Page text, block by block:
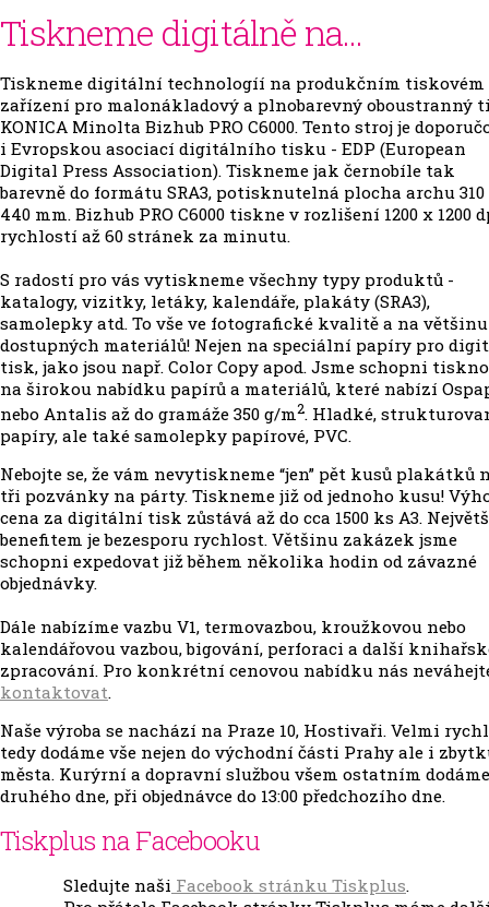
Tiskneme digitálně na...
Tiskneme digitální technologíí na produkčním tiskovém
zařízení pro malonákladový a plnobarevný oboustranný
KONICA Minolta Bizhub PRO C6000. Tento stroj je
i Evropskou asociací digitálního tisku - EDP (European
Digital Press Association). Tiskneme jak černobíle tak
barevně do formátu SRA3, potisknutelná plocha archu
440 mm. Bizhub PRO C6000 tiskne v rozlišení 1200 x 1200
rychlostí až 60 stránek za minutu.
S radostí pro vás vytiskneme všechny typy produktů -
katalogy, vizitky, letáky, kalendáře, plakáty (SRA3),
samolepky atd. To vše ve fotografické kvalitě a na většinu
dostupných materiálů! Nejen na speciální papíry pro
tisk, jako jsou např. Color Copy apod. Jsme schopni
na širokou nabídku papírů a materiálů, které nabízí
nebo Antalis až do gramáže 350 g/m2. Hladké,
papíry, ale také samolepky papírové, PVC.
Nebojte se, že vám nevytiskneme “jen” pět kusů plakátků
tři pozvánky na párty. Tiskneme již od jednoho kusu!
cena za digitální tisk zůstává až do cca 1500 ks A3.
benefitem je bezesporu rychlost. Většinu zakázek jsme
schopni expedovat již během několika hodin od závazné
objednávky.
Dále nabízíme vazbu V1, termovazbou, kroužkovou nebo
kalendářovou vazbou, bigování, perforaci a další
zpracování. Pro konkrétní cenovou nabídku nás
kontaktovat.
Naše výroba se nachází na Praze 10, Hostivaři. Velmi
tedy dodáme vše nejen do východní části Prahy ale i
města. Kurýrní a dopravní službou všem ostatním
druhého dne, při objednávce do 13:00 předchozího dne.
Tiskplus na Facebooku
Sledujte naši Facebook stránku Tiskplus.